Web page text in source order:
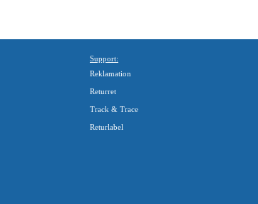
Support:
Reklamation
Returret
Track & Trace
Returlabel